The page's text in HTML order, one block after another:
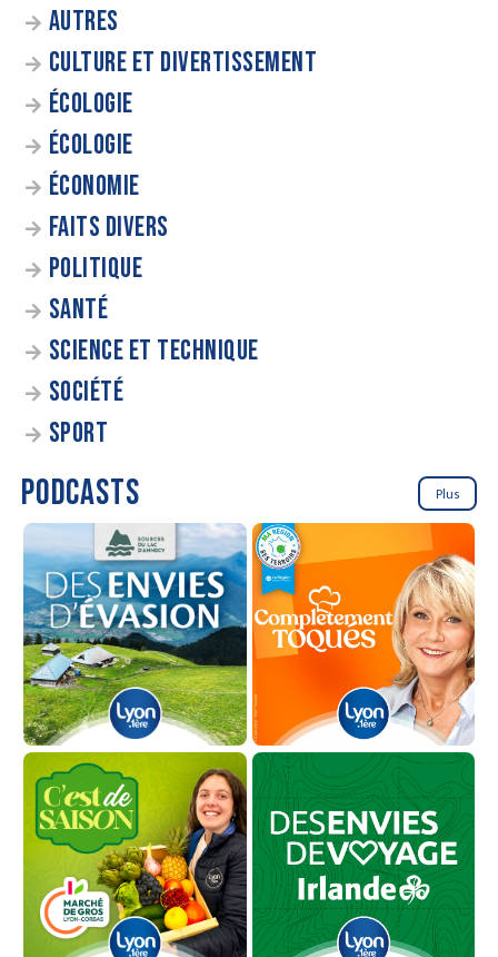
AUTRES
CULTURE ET DIVERTISSEMENT
ÉCOLOGIE
ÉCOLOGIE
ÉCONOMIE
FAITS DIVERS
POLITIQUE
SANTÉ
SCIENCE ET TECHNIQUE
SOCIÉTÉ
SPORT
PODCASTS Plus